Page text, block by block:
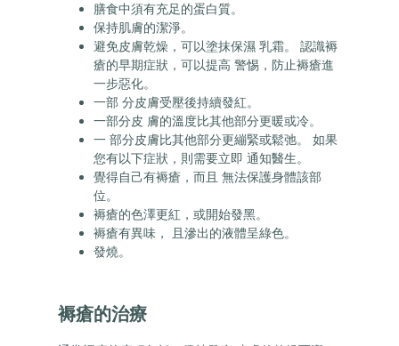
膳食中須有充足的蛋白質。
保持肌膚的潔淨。
避免皮膚乾燥，可以塗抹保濕 乳霜。 認識褥
瘡的早期症狀，可以提高 警惕，防止褥瘡進
一步惡化。
一部 分皮膚受壓後持續發紅。
一部分皮 膚的溫度比其他部分更暖或冷。
一 部分皮膚比其他部分更繃緊或鬆弛。 如果
您有以下症狀，則需要立即 通知醫生。
覺得自己有褥瘡，而且 無法保護身體該部
位。
褥瘡的色澤更紅，或開始發黑。
褥瘡有異味， 且滲出的液體呈綠色。
發燒。
褥瘡的治療